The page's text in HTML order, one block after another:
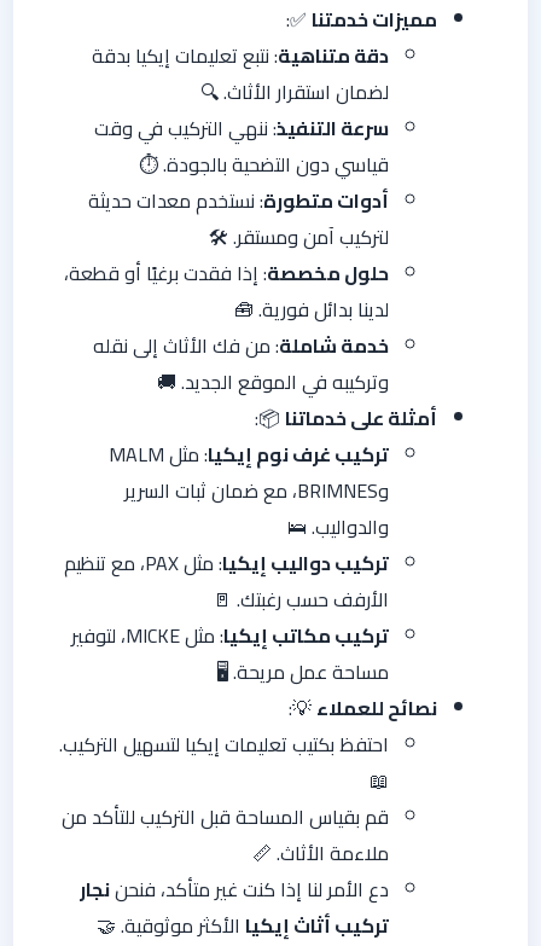
مميزات خدمتنا ✅:
دقة متناهية: نتبع تعليمات إيكيا بدقة
لضمان استقرار الأثاث. 🔍
سرعة التنفيذ: ننهي التركيب في وقت
قياسي دون التضحية بالجودة. ⏱️
أدوات متطورة: نستخدم معدات حديثة
لتركيب آمن ومستقر. 🛠️
حلول مخصصة: إذا فقدت برغيًا أو قطعة،
لدينا بدائل فورية. 🧰
خدمة شاملة: من فك الأثاث إلى نقله
وتركيبه في الموقع الجديد. 🚚
أمثلة على خدماتنا 📦:
تركيب غرف نوم إيكيا
: مثل MALM
وBRIMNES، مع ضمان ثبات السرير
والدواليب. 🛌
تركيب دواليب إيكيا
: مثل PAX، مع تنظيم
الأرفف حسب رغبتك. 🚪
تركيب مكاتب إيكيا
: مثل MICKE، لتوفير
مساحة عمل مريحة. 🖥️
نصائح للعملاء💡:
احتفظ بكتيب تعليمات إيكيا لتسهيل التركيب.
📖
قم بقياس المساحة قبل التركيب للتأكد من
ملاءمة الأثاث. 📏
دع الأمر لنا إذا كنت غير متأكد، فنحننجار
تركيب أثاث إيكيا الأكثر موثوقية. 🤝